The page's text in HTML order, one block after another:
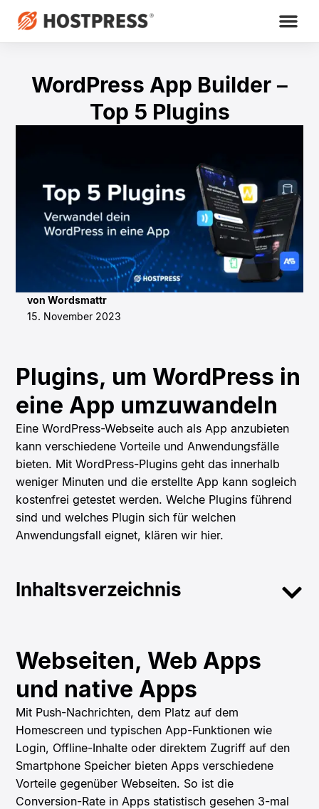
WordPress App Builder –
Top 5 Plugins
von Wordsmattr
15. November 2023
Plugins, um WordPress in
eine App umzuwandeln
Eine WordPress-Webseite auch als App anzubieten
kann verschiedene Vorteile und Anwendungsfälle
bieten. Mit WordPress-Plugins geht das innerhalb
weniger Minuten und die erstellte App kann sogleich
kostenfrei getestet werden. Welche Plugins führend
sind und welches Plugin sich für welchen
Anwendungsfall eignet, klären wir hier.
Inhaltsverzeichnis
Webseiten, Web Apps
und native Apps
Mit Push-Nachrichten, dem Platz auf dem
Homescreen und typischen App-Funktionen wie
Login, Offline-Inhalte oder direktem Zugriff auf den
Smartphone Speicher bieten Apps verschiedene
Vorteile gegenüber Webseiten. So ist die
Conversion-Rate in Apps statistisch gesehen 3-mal